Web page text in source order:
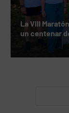
La VIII
un centenar